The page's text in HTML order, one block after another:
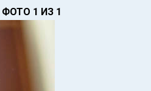
ФОТО 1 ИЗ 1